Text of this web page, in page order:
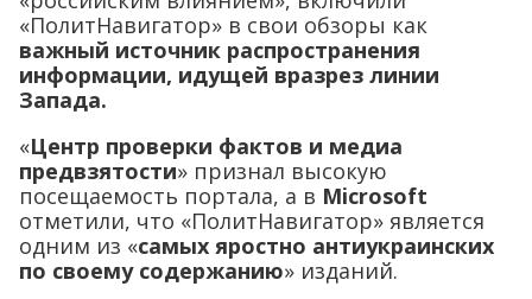
«ПолитНавигатор» в свои обзоры как
важный источник распространения
информации, идущей вразрез линии
Запада.
«Центр проверки фактов и медиа
предвзятости» признал высокую
посещаемость портала, а в Microsoft
отметили, что «ПолитНавигатор» является
одним из «самых яростно антиукраинских
по своему содержанию» изданий.